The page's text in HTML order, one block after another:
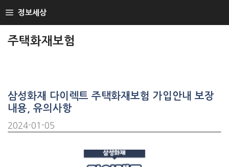
TO
정보세상
주택화재보험
삼성화재 다이렉트 주택화재보험 가입안내 보장
내용, 유의사항
2024-01-05